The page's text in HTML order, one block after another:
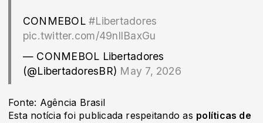
CONMEBOL#Libertadores
pic.twitter.com/49nllBaxGu
— CONMEBOL Libertadores
(@LibertadoresBR) May 7, 2026
Fonte: Agência Brasil
Esta notícia foi publicada respeitando as políticas de